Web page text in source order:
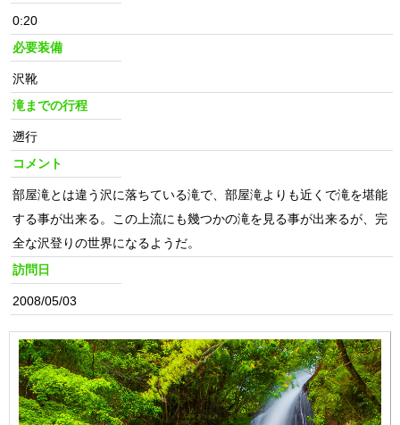
0:20
必要装備
沢靴
滝までの行程
遡行
コメント
部屋滝とは違う沢に落ちている滝で、部屋滝よりも近くで滝を堪能
する事が出来る。この上流にも幾つかの滝を見る事が出来るが、完
全な沢登りの世界になるようだ。
訪問日
2008/05/03